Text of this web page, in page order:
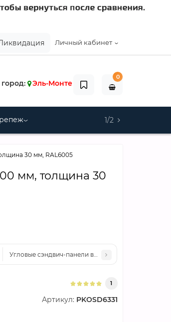
Личный кабинет
Эль-Монте
0
1/2
30 мм, RAL6005
мм, толщина 30
минеральная вата, 0.5/0.5, ширина 1000
Угловые сэндвич-панели вертикальные
1
Артикул: PKOSD6331